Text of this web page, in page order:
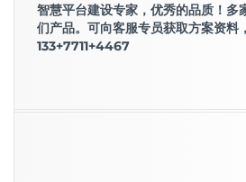
智慧平台建设专家，优秀的品质！多
们产品。可向客服专员获取方案资料
133+7711+4467